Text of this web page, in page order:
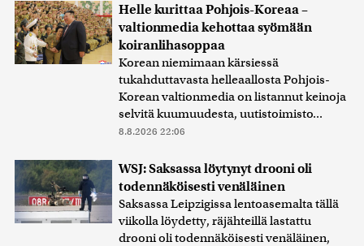
Helle kurittaa Pohjois-Koreaa –
valtionmedia kehottaa syömään
koiranlihasoppaa
Korean niemimaan kärsiessä
tukahduttavasta helleaallosta Pohjois-
Korean valtionmedia on listannut keinoja
selvitä kuumuudesta, uutistoimisto...
8.8.2026 22:06
WSJ: Saksassa löytynyt drooni oli
todennäköisesti venäläinen
Saksassa Leipzigissa lentoasemalta tällä
viikolla löydetty, räjähteillä lastattu
drooni oli todennäköisesti venäläinen,